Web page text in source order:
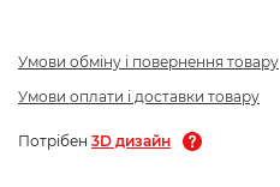
Умови обміну і повернення товару
Умови оплати і доставки товару
Потрібен 3D дизайн